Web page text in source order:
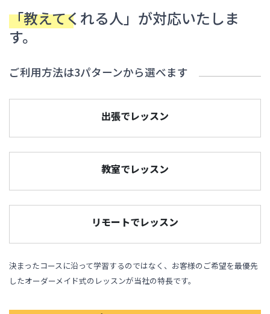
「教えてくれる人」 が対応いたしま
す。
ご利用方法は3パターンから選べます
出張でレッスン
教室でレッスン
リモートでレッスン
決まったコースに沿って学習するのではなく、お客様のご希望を最優先
したオーダーメイド式のレッスンが当社の特長です。